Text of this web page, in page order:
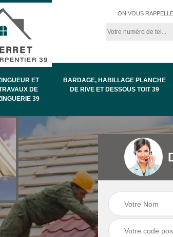
ON VOUS
ET
DE
39
BARDAGE, HABILLAGE PLANCHE
DE RIVE ET DESSOUS TOIT 39
Entretien et
démoussage de
toiture 39
pour